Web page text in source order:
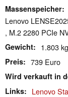
Massenspeicher
Lenovo
, M.2 2280 PCIe
Gewicht 1.803
Preis 739 Euro
Wird verkauft in
Links Lenovo